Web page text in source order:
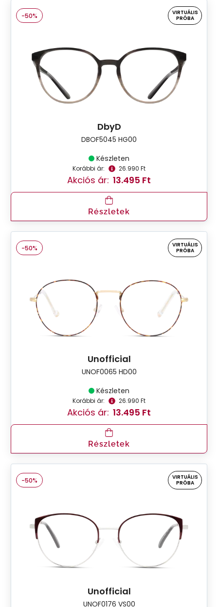
-50%
VIRTUÁLIS
PRÓBA
DbyD
DBOF5045 HG00
Készleten
Korábbi ár: 26.990 Ft
Akciós ár: 13.495 Ft
Részletek
-50%
VIRTUÁLIS
PRÓBA
Unofficial
UNOF0065 HD00
Készleten
Korábbi ár: 26.990 Ft
Akciós ár: 13.495 Ft
Részletek
-50%
VIRTUÁLIS
PRÓBA
Unofficial
UNOF0176 VS00